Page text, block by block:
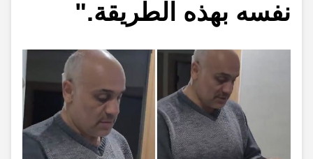
نفسه بهذه الطريقة."